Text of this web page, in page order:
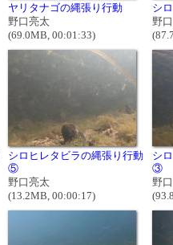
ヤリタナゴの縄張り行動
野口亮太
(69.0MB, 00:01:33)
シ
野
シロヒレタビラの縄張り行動
⑤
野口亮太
(13.2MB, 00:00:17)
シ
③
野